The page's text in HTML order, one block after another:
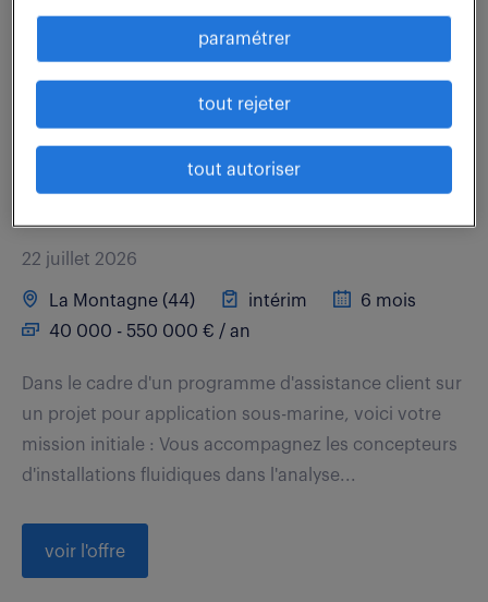
voir l'offre
ingénieur suivi programme
22 juillet 2026
La Montagne (44) intérim
6 mois
40 000 - 550 000 € / an
Dans le cadre d'un programme d'assistance client sur
un projet pour application sous-marine, voici votre
mission initiale : Vous accompagnez les concepteurs
d'installations fluidiques dans l'analyse...
voir l'offre
paramétrer
tout rejeter
tout autoriser